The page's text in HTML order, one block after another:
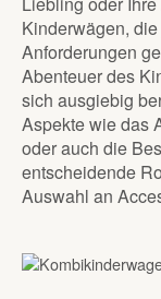
Kinderwägen,
Anforderungen
Abenteuer des
sich ausgiebig
Aspekte wie das
oder auch die
entscheidende
Auswahl an